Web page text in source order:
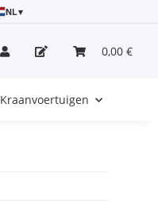
NL▾
0,00 €
Kraanvoertuigen